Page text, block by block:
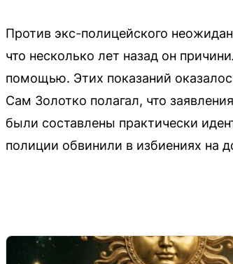
Против экс-полицейского
что несколько лет назад он
помощью. Этих показаний
Сам Золотко полагал, что
были составлены практически
полиции обвинили в избиениях на